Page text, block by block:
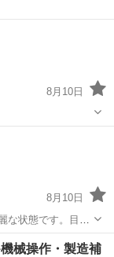
8月10日
8月10日
状態です。目立
ださい
械操作・製造補